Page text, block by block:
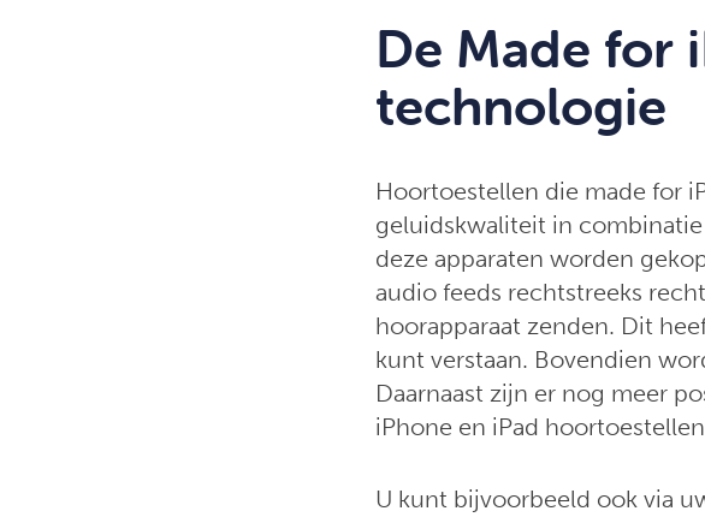
De Made for
technologie
Hoortoestellen die made for
geluidskwaliteit in
deze apparaten worden
audio feeds rechtstreeks
hoorapparaat zenden. Dit
kunt verstaan. Bovendien
Daarnaast zijn er nog meer
iPhone en iPad
U kunt bijvoorbeeld ook via